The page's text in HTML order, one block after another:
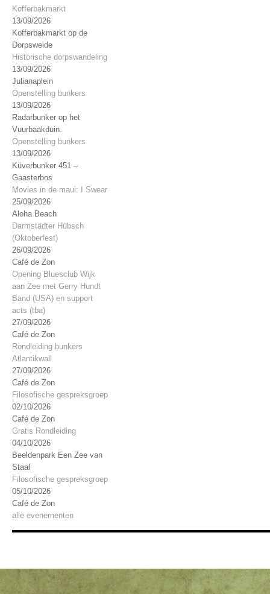
Kofferbakmarkt
13/09/2026
Kofferbakmarkt op de
Dorpsweide
Historische dorpswandeling
13/09/2026
Julianaplein
Openstelling bunkers
13/09/2026
Radarbunker op het
Vuurbaakduin.
Openstelling bunkers
13/09/2026
Küverbunker 451 –
Gaasterbos
Movies in de maui: I Swear
25/09/2026
Aloha Beach
Darmstädter Hübsch
(Oktoberfest)
26/09/2026
Café de Zon
Opening Bluesclub Wijk
aan Zee met Gerry Hundt
Band (USA) en support
acts (tba)
27/09/2026
Café de Zon
Rondleiding bunkers
Atlantikwall
27/09/2026
Café de Zon
Filosofische gespreksgroep
02/10/2026
Café de Zon
Gratis Rondleiding
04/10/2026
Beeldenpark Een Zee van
Staal
Filosofische gespreksgroep
05/10/2026
Café de Zon
alle evenementen